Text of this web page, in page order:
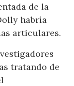
de la
habría
articulares.
tratando de